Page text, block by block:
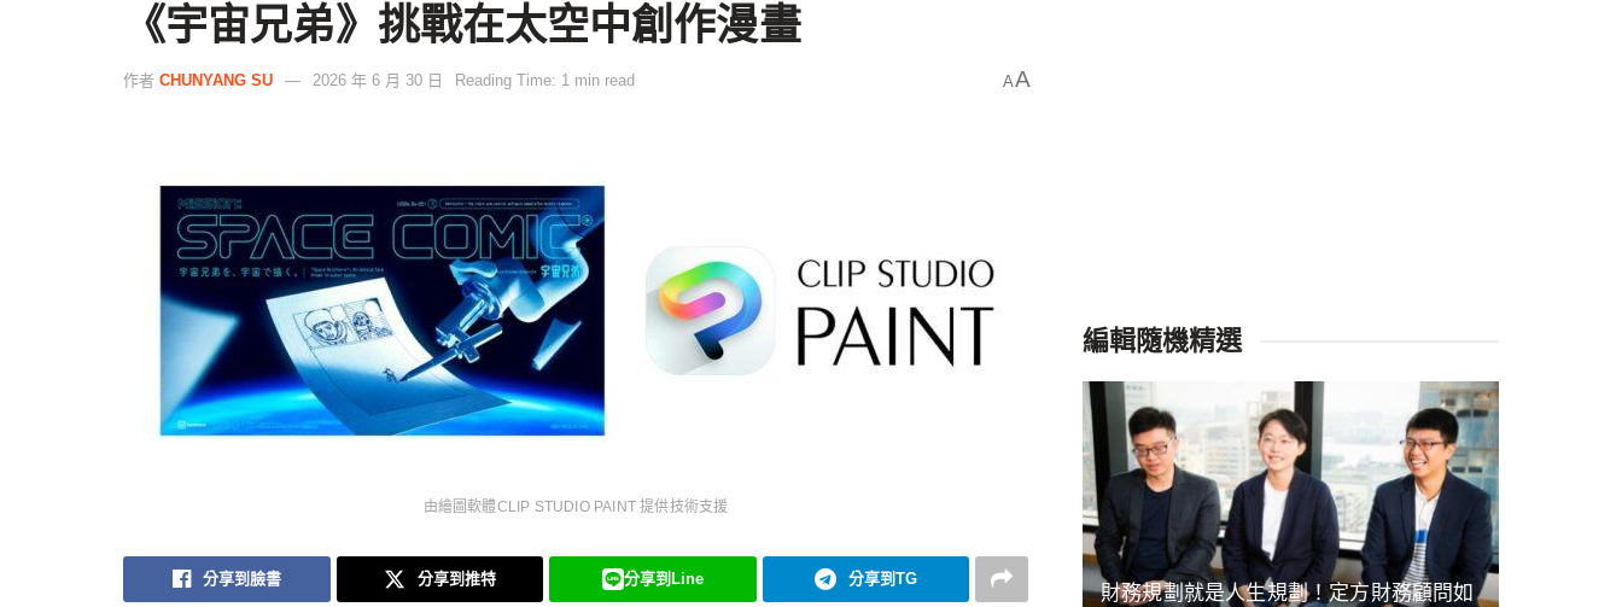
《宇宙兄弟》挑戰在太空中創作漫畫
作者 CHUNYANG SU 2026 年 6 月 30 日 Reading Time: 1 min read AA
由繪圖軟體CLIP STUDIO PAINT 提供技術支援
分享到臉書 分享到推特 分享到Line 分享到TG
編輯隨機精選
財務規劃就是人生規劃！定方財務顧問如